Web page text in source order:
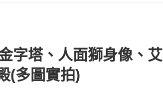
字塔、人面獅身像、艾
(多圖實拍)